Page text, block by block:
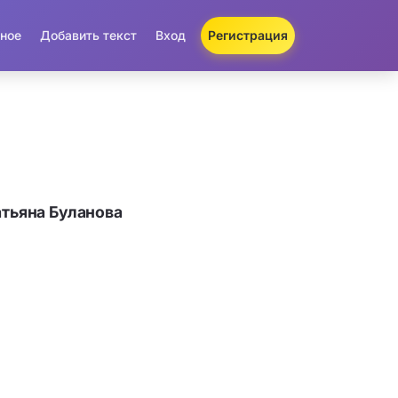
Добавить текст Вход Регистрация
Буланова